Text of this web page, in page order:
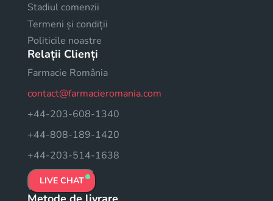
Stadiul comenzii
Termeni și condiții
Politicile noastre
Relații Clienți
Farmacie România
contact@farmacieromania.com
+44-203-608-1340
+44-808-189-1420
+44-203-514-1638
LIVE CHAT